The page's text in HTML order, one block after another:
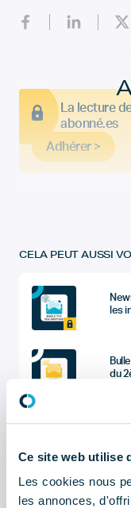
Ce site web utilise
Les cookies nous
les annonces,
La lecture
abonné.es
Adhérer >
CELA PEUT AUSSI
les
du